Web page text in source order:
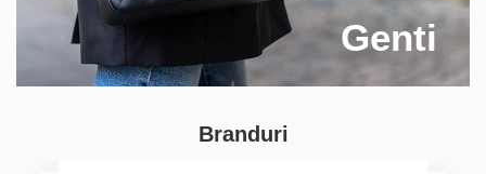
Genti
Branduri